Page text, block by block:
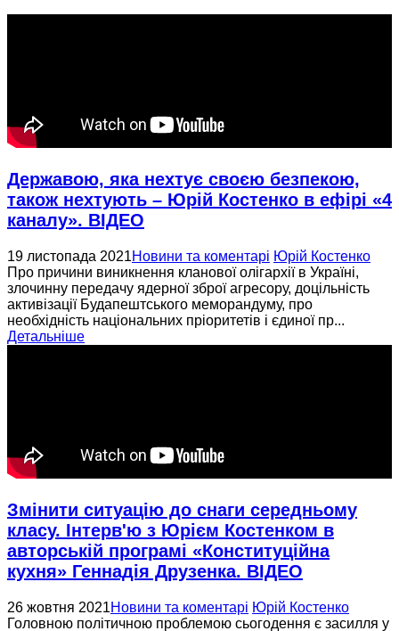
Державою, яка нехтує своєю безпекою,
також нехтують – Юрій Костенко в ефірі «4
каналу». ВІДЕО
19 листопада 2021Новини та коментарі Юрій Костенко
Про причини виникнення кланової олігархії в Україні,
злочинну передачу ядерної зброї агресору, доцільність
активізації Будапештського меморандуму, про
необхідність національних пріоритетів і єдиної пр...
Детальніше
Змінити ситуацію до снаги середньому
класу. Інтерв'ю з Юрієм Костенком в
авторській програмі «Конституційна
кухня» Геннадія Друзенка. ВІДЕО
26 жовтня 2021Новини та коментарі Юрій Костенко
Головною політичною проблемою сьогодення є засилля у